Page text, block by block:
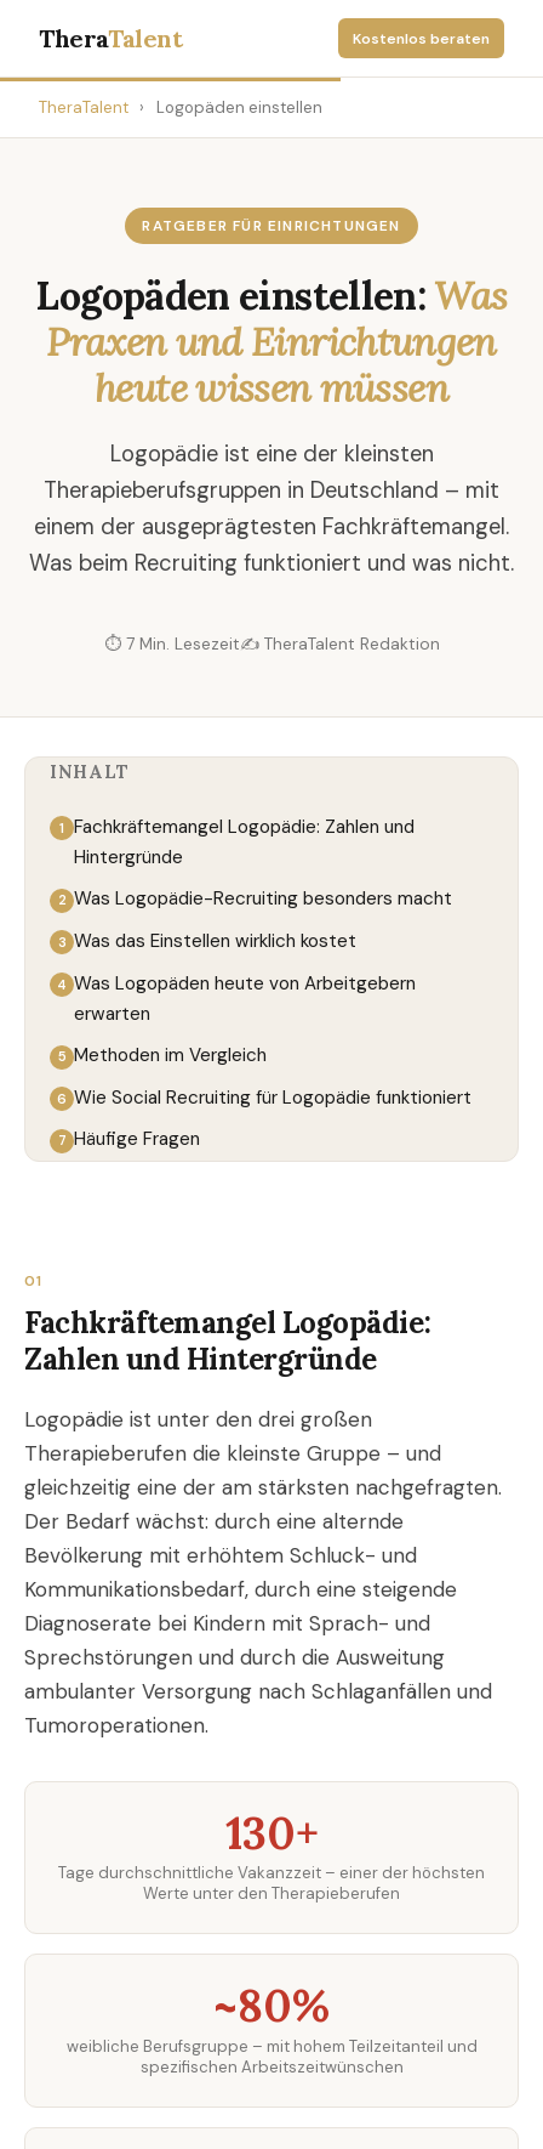
TheraTalent Kostenlos beraten
TheraTalent › Logopäden einstellen
RATGEBER FÜR EINRICHTUNGEN
Logopäden einstellen:Was
Praxen und Einrichtungen
heute wissen müssen
Logopädie ist eine der kleinsten
Therapieberufsgruppen in Deutschland – mit
einem der ausgeprägtesten Fachkräftemangel.
Was beim Recruiting funktioniert und was nicht.
⏱ 7 Min. Lesezeit✍️ TheraTalent Redaktion
INHALT
Fachkräftemangel Logopädie: Zahlen und
Hintergründe
Was Logopädie-Recruiting besonders macht
Was das Einstellen wirklich kostet
Was Logopäden heute von Arbeitgebern
erwarten
Methoden im Vergleich
Wie Social Recruiting für Logopädie funktioniert
Häufige Fragen
01
Fachkräftemangel Logopädie:
Zahlen und Hintergründe
Logopädie ist unter den drei großen
Therapieberufen die kleinste Gruppe – und
gleichzeitig eine der am stärksten nachgefragten.
Der Bedarf wächst: durch eine alternde
Bevölkerung mit erhöhtem Schluck- und
Kommunikationsbedarf, durch eine steigende
Diagnoserate bei Kindern mit Sprach- und
Sprechstörungen und durch die Ausweitung
ambulanter Versorgung nach Schlaganfällen und
Tumoroperationen.
130+
Tage durchschnittliche Vakanzzeit – einer der höchsten
Werte unter den Therapieberufen
~80%
weibliche Berufsgruppe – mit hohem Teilzeitanteil und
spezifischen Arbeitszeitwünschen